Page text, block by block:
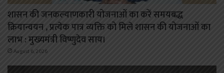
शासन की जनकल्याणकारी योजनाओं का करें समयबद्ध
क्रियान्वयन , प्रत्येक पात्र व्यक्ति को मिले शासन की योजनाओं का
लाभ : मुख्यमंत्री विष्णुदेव साय।
August 6, 2026